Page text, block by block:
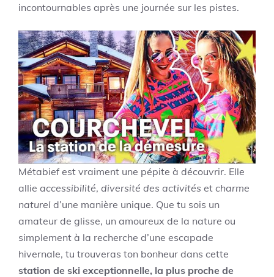
incontournables après une journée sur les pistes.
Métabief est vraiment une pépite à découvrir. Elle
allie accessibilité, diversité des activités et charme
naturel d’une manière unique. Que tu sois un
amateur de glisse, un amoureux de la nature ou
simplement à la recherche d’une escapade
hivernale, tu trouveras ton bonheur dans cette
station de ski exceptionnelle, la plus proche de